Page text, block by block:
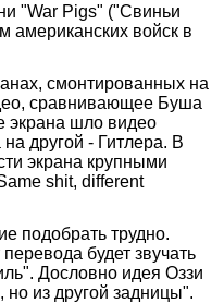
"War Pigs" ("Свиньи
американских войск в
смонтированных на
сравнивающее Буша
экрана шло видео
другой - Гитлера. В
экрана крупными
shit, different
подобрать трудно.
будет звучать
Дословно идея Оззи
но из другой задницы".